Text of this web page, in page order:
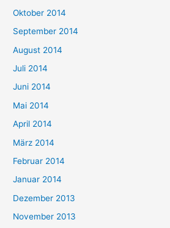
Oktober 2014
September 2014
August 2014
Juli 2014
Juni 2014
Mai 2014
April 2014
März 2014
Februar 2014
Januar 2014
Dezember 2013
November 2013